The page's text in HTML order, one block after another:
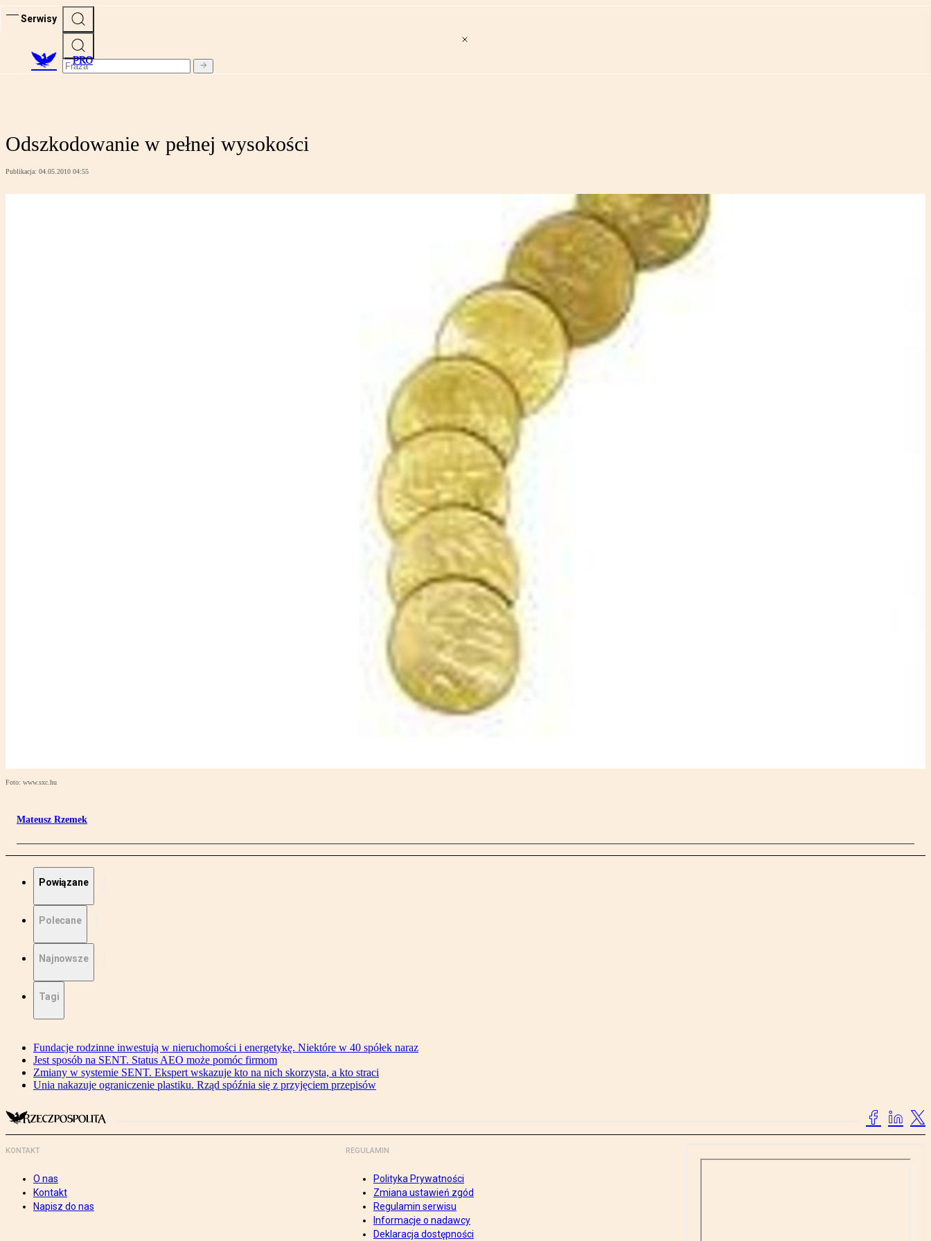
Serwisy
PRO
Odszkodowanie w pełnej wysokości
Publikacja: 04.05.2010 04:55
Foto: www.sxc.hu
Mateusz Rzemek
Powiązane
Polecane
Najnowsze
Tagi
Fundacje rodzinne inwestują w nieruchomości i energetykę. Niektóre w 40 spółek naraz
Jest sposób na SENT. Status AEO może pomóc firmom
Zmiany w systemie SENT. Ekspert wskazuje kto na nich skorzysta, a kto straci
Unia nakazuje ograniczenie plastiku. Rząd spóźnia się z przyjęciem przepisów
KONTAKT
O nas
Kontakt
Napisz do nas
REGULAMIN
Polityka Prywatności
Zmiana ustawień zgód
Regulamin serwisu
Informacje o nadawcy
Deklaracja dostępności